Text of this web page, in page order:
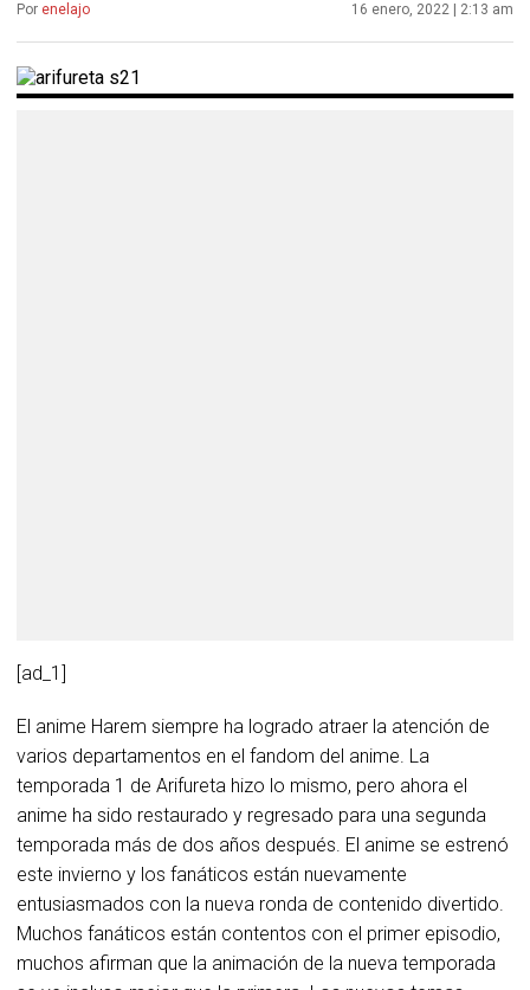
Por enelajo 16 enero, 2022 | 2:13 am
[ad_1]
El anime Harem siempre ha logrado atraer la atención de
varios departamentos en el fandom del anime. La
temporada 1 de Arifureta hizo lo mismo, pero ahora el
anime ha sido restaurado y regresado para una segunda
temporada más de dos años después. El anime se estrenó
este invierno y los fanáticos están nuevamente
entusiasmados con la nueva ronda de contenido divertido.
Muchos fanáticos están contentos con el primer episodio,
muchos afirman que la animación de la nueva temporada